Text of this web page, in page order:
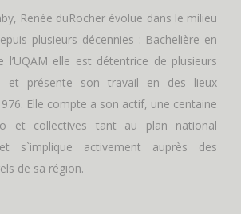
Renée duRocher évolue dans le milieu
plusieurs décennies : Bachelière en
l’UQAM elle est détentrice de plusieurs
et présente son travail en des lieux
Elle compte a son actif, une centaine
et collectives tant au plan national
s`implique activement auprès des
de sa région.